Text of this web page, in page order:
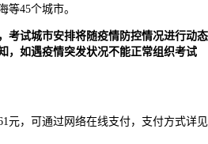
等45个城市。
考试城市安排将随疫情防控情况进行动态
，如遇疫情突发状况不能正常组织考试
，可通过网络在线支付，支付方式详见